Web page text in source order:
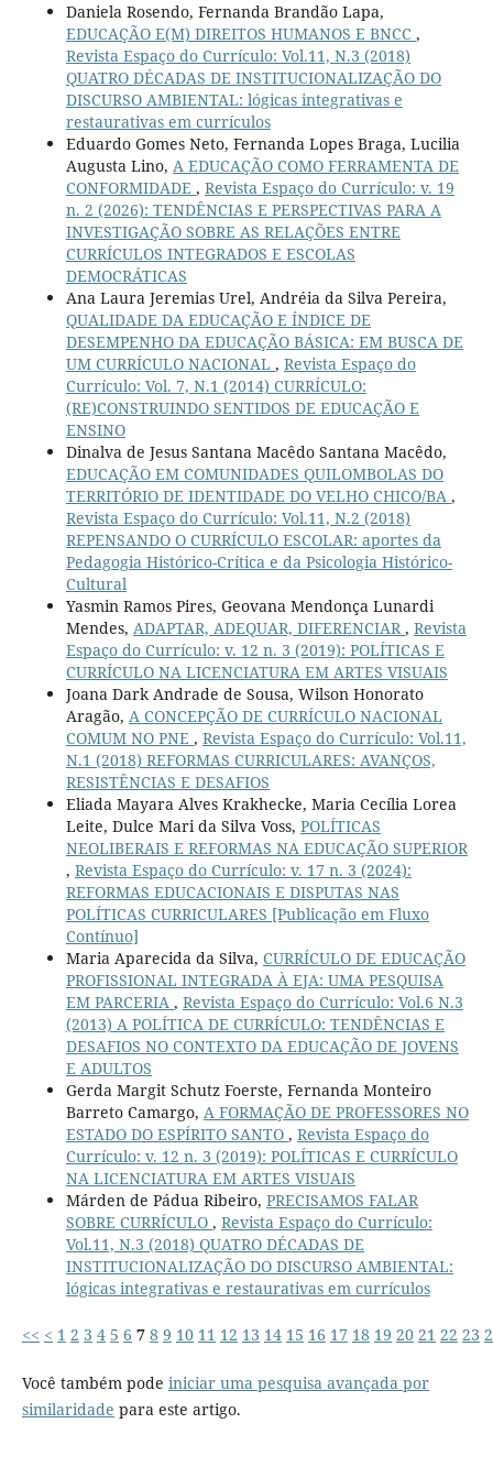
Daniela Rosendo, Fernanda Brandão Lapa,
EDUCAÇÃO E(M) DIREITOS HUMANOS E BNCC ,
Revista Espaço do Currículo: Vol.11, N.3 (2018)
QUATRO DÉCADAS DE INSTITUCIONALIZAÇÃO DO
DISCURSO AMBIENTAL: lógicas integrativas e
restaurativas em currículos
Eduardo Gomes Neto, Fernanda Lopes Braga, Lucilia
Augusta Lino, A EDUCAÇÃO COMO FERRAMENTA DE
CONFORMIDADE , Revista Espaço do Currículo: v. 19
n. 2 (2026): TENDÊNCIAS E PERSPECTIVAS PARA A
INVESTIGAÇÃO SOBRE AS RELAÇÕES ENTRE
CURRÍCULOS INTEGRADOS E ESCOLAS
DEMOCRÁTICAS
Ana Laura Jeremias Urel, Andréia da Silva Pereira,
QUALIDADE DA EDUCAÇÃO E ÍNDICE DE
DESEMPENHO DA EDUCAÇÃO BÁSICA: EM BUSCA DE
UM CURRÍCULO NACIONAL , Revista Espaço do
Currículo: Vol. 7, N.1 (2014) CURRÍCULO:
(RE)CONSTRUINDO SENTIDOS DE EDUCAÇÃO E
ENSINO
Dinalva de Jesus Santana Macêdo Santana Macêdo,
EDUCAÇÃO EM COMUNIDADES QUILOMBOLAS DO
TERRITÓRIO DE IDENTIDADE DO VELHO CHICO/BA ,
Revista Espaço do Currículo: Vol.11, N.2 (2018)
REPENSANDO O CURRÍCULO ESCOLAR: aportes da
Pedagogia Histórico-Crítica e da Psicologia Histórico-
Cultural
Yasmin Ramos Pires, Geovana Mendonça Lunardi
Mendes, ADAPTAR, ADEQUAR, DIFERENCIAR, Revista
Espaço do Currículo: v. 12 n. 3 (2019): POLÍTICAS E
CURRÍCULO NA LICENCIATURA EM ARTES VISUAIS
Joana Dark Andrade de Sousa, Wilson Honorato
Aragão, A CONCEPÇÃO DE CURRÍCULO NACIONAL
COMUM NO PNE , Revista Espaço do Currículo: Vol.11,
N.1 (2018) REFORMAS CURRICULARES: AVANÇOS,
RESISTÊNCIAS E DESAFIOS
Eliada Mayara Alves Krakhecke, Maria Cecília Lorea
Leite, Dulce Mari da Silva Voss, POLÍTICAS
NEOLIBERAIS E REFORMAS NA EDUCAÇÃO SUPERIOR
, Revista Espaço do Currículo: v. 17 n. 3 (2024):
REFORMAS EDUCACIONAIS E DISPUTAS NAS
POLÍTICAS CURRICULARES [Publicação em Fluxo
Contínuo]
Maria Aparecida da Silva, CURRÍCULO DE EDUCAÇÃO
PROFISSIONAL INTEGRADA À EJA: UMA PESQUISA
EM PARCERIA , Revista Espaço do Currículo: Vol.6 N.3
(2013) A POLÍTICA DE CURRÍCULO: TENDÊNCIAS E
DESAFIOS NO CONTEXTO DA EDUCAÇÃO DE JOVENS
E ADULTOS
Gerda Margit Schutz Foerste, Fernanda Monteiro
Barreto Camargo, A FORMAÇÃO DE PROFESSORES NO
ESTADO DO ESPÍRITO SANTO , Revista Espaço do
Currículo: v. 12 n. 3 (2019): POLÍTICAS E CURRÍCULO
NA LICENCIATURA EM ARTES VISUAIS
Márden de Pádua Ribeiro, PRECISAMOS FALAR
SOBRE CURRÍCULO , Revista Espaço do Currículo:
Vol.11, N.3 (2018) QUATRO DÉCADAS DE
INSTITUCIONALIZAÇÃO DO DISCURSO AMBIENTAL:
lógicas integrativas e restaurativas em currículos
<< < 1 2 3 4 5 6 7 8 9 10 11 12 13 14 15 16 17 18 19 20 21 22 23
Você também pode iniciar uma pesquisa avançada por
similaridade para este artigo.